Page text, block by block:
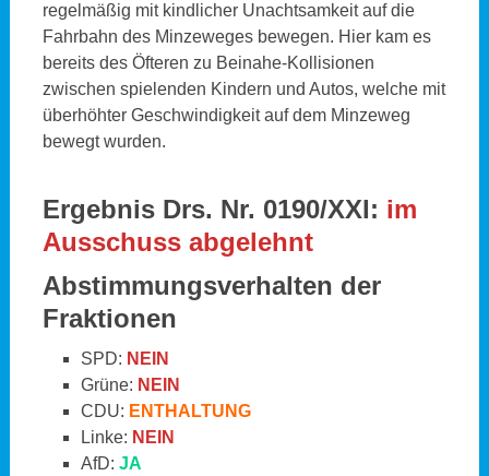
regelmäßig mit kindlicher Unachtsamkeit auf die
Fahrbahn des Minzeweges bewegen. Hier kam es
bereits des Öfteren zu Beinahe-Kollisionen
zwischen spielenden Kindern und Autos, welche mit
überhöhter Geschwindigkeit auf dem Minzeweg
bewegt wurden.
Ergebnis Drs. Nr. 0190/XXI: im
Ausschuss abgelehnt
Abstimmungsverhalten der
Fraktionen
SPD: NEIN
Grüne: NEIN
CDU: ENTHALTUNG
Linke: NEIN
AfD: JA